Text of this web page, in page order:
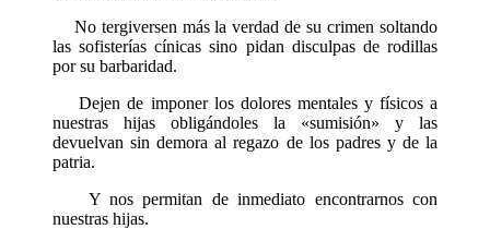
No tergiversen más la verdad de su crimen soltando
las sofisterías cínicas sino pidan disculpas de rodillas
por su barbaridad.
Dejen de imponer los dolores mentales y físicos a
nuestras hijas obligándoles la «sumisión» y las
devuelvan sin demora al regazo de los padres y de la
patria.
Y nos permitan de inmediato encontrarnos con
nuestras hijas.